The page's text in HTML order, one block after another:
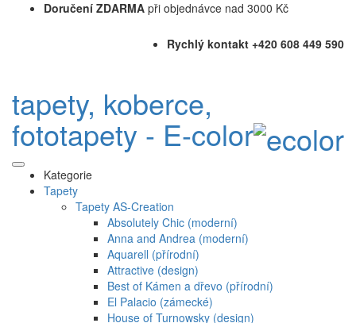
Doručení ZDARMA při objednávce nad 3000 Kč
Rychlý kontakt +420 608 449 590
tapety, koberce,
fototapety - E-color
Kategorie
Tapety
Tapety AS-Creation
Absolutely Chic (moderní)
Anna and Andrea (moderní)
Aquarell (přírodní)
Attractive (design)
Best of Kámen a dřevo (přírodní)
El Palacio (zámecké)
House of Turnowsky (design)